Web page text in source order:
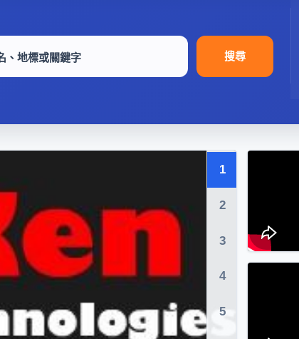
搜尋
1
2
3
4
5